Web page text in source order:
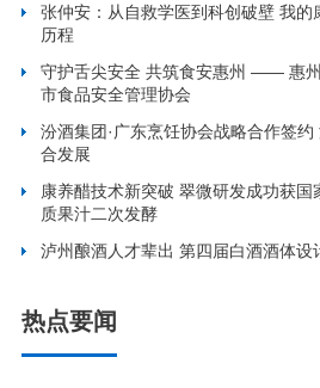
张仲安：从自救学医到科创破壁 我
历程
守护舌尖安全 共筑食安惠州 —— 惠
市食品安全管理协会
汾酒集团·广东烹饪协会战略合作签
合发展
康养醋技术新突破 翠微研发成功获
质果汁二次发酵
泸州酿酒人才辈出 第四届白酒酒体设
热点要闻